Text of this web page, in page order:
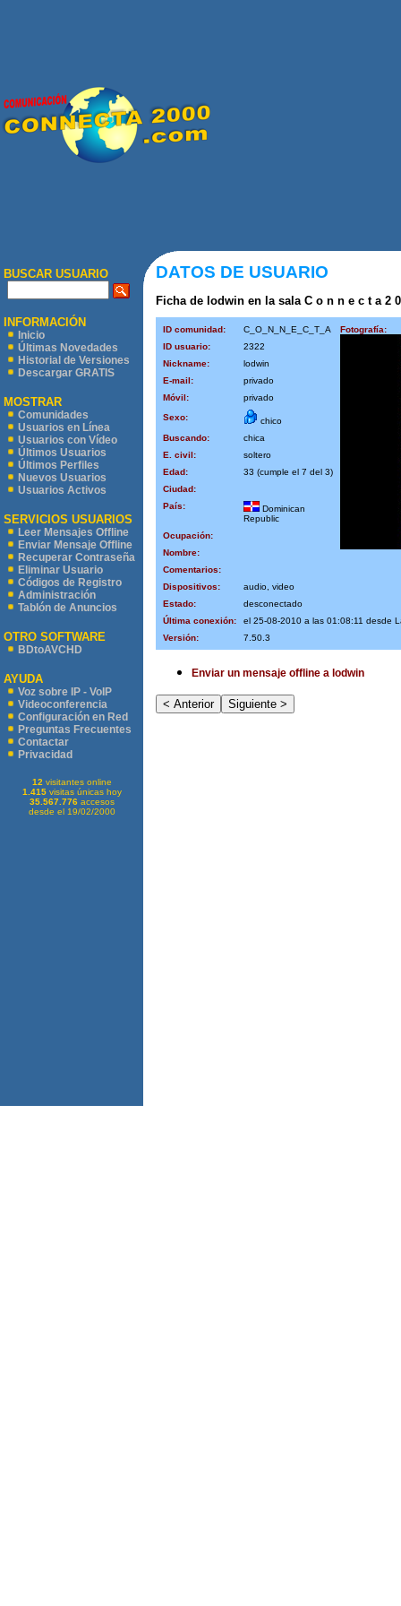
BUSCAR USUARIO
INFORMACIÓN
Inicio
Últimas Novedades
Historial de Versiones
Descargar GRATIS
MOSTRAR
Comunidades
Usuarios en Línea
Usuarios con Vídeo
Últimos Usuarios
Últimos Perfiles
Nuevos Usuarios
Usuarios Activos
SERVICIOS USUARIOS
Leer Mensajes Offline
Enviar Mensaje Offline
Recuperar Contraseña
Eliminar Usuario
Códigos de Registro
Administración
Tablón de Anuncios
OTRO SOFTWARE
BDtoAVCHD
AYUDA
Voz sobre IP - VoIP
Videoconferencia
Configuración en Red
Preguntas Frecuentes
Contactar
Privacidad
12 visitantes online
1.415visitas únicas hoy
35.567.776accesos
desde el 19/02/2000
DATOS DE USUARIO
Ficha de lodwin en la sala C o n n e c t a 2
ID comunidad: C_O_N_N_E_C_T_A
Fotografía:
ID usuario:
2322
Nickname:
lodwin
E-mail:
privado
Móvil:
privado
Sexo:
chico
Buscando:
chica
E. civil:
soltero
Edad:
33 (cumple el 7 del 3)
Ciudad:
País:
Dominican
Republic
Ocupación:
Nombre:
Comentarios:
Dispositivos:
audio, video
Estado:
desconectado
Última conexión:
el 25-08-2010 a las 01:08:11 desde
Versión:
7.50.3
Enviar un mensaje offline a lodwin